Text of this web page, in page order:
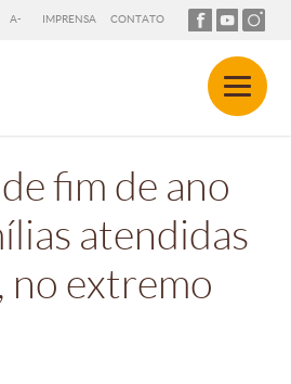
A- IMPRENSA CONTATO
fim de ano
atendidas
no extremo